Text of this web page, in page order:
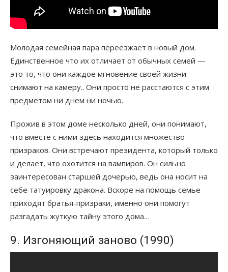
Молодая семейная пара переезжает в новый дом.
Единственное что их отличает от обычных семей —
это то, что они каждое мгновение своей жизни
снимают на камеру.. Они просто не расстаются с этим
предметом ни днем ни ночью.
Прожив в этом доме несколько дней, они понимают,
что вместе с ними здесь находится множество
призраков. Они встречают президента, который только
и делает, что охотится на вампиров. Он сильно
заинтересован старшей дочерью, ведь она носит на
себе татуировку дракона. Вскоре на помощь семье
приходят братья-призраки, именно они помогут
разгадать жуткую тайну этого дома…
9. Изгоняющий заново (1990)